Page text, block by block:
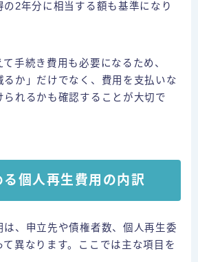
2年分に相当する額も基準になり
手続き費用も必要になるため、
るか」だけでなく、費用を支払いな
られるかも確認することが大切で
個人再生費用の内訳
は、申立先や債権者数、個人再生委
て異なります。ここでは主な項目を